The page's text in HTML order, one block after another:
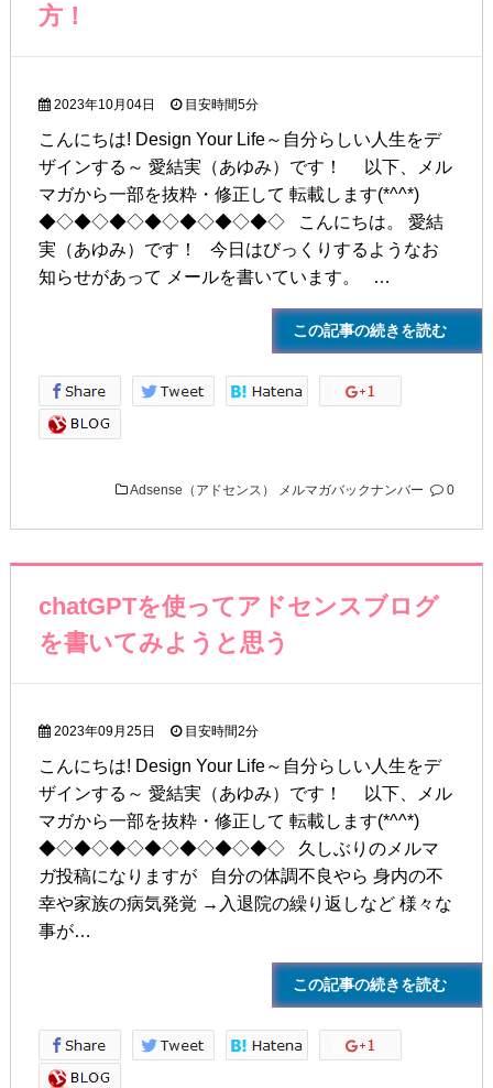
方！
2023年10月04日 目安時間5分
こんにちは! Design Your Life～自分らしい人生をデ
ザインする～ 愛結実（あゆみ）です！ 以下、メル
マガから一部を抜粋・修正して 転載します(*^^*)
◆◇◆◇◆◇◆◇◆◇◆◇◆◇ こんにちは。 愛結
実（あゆみ）です！ 今日はびっくりするようなお
知らせがあって メールを書いています。 …
この記事の続きを読む
Adsense（アドセンス） メルマガバックナンバー 0
chatGPTを使ってアドセンスブログ
を書いてみようと思う
2023年09月25日 目安時間2分
こんにちは! Design Your Life～自分らしい人生をデ
ザインする～ 愛結実（あゆみ）です！ 以下、メル
マガから一部を抜粋・修正して 転載します(*^^*)
◆◇◆◇◆◇◆◇◆◇◆◇◆◇ 久しぶりのメルマ
ガ投稿になりますが 自分の体調不良やら 身内の不
幸や家族の病気発覚 →入退院の繰り返しなど 様々な
事が…
この記事の続きを読む